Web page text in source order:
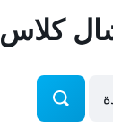
كلاس